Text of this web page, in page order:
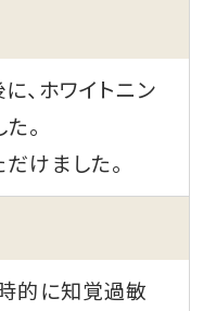
、ホワイトニン
。
けました。
的に知覚過敏